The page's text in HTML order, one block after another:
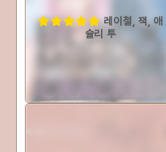
레이철, 잭, 애
슐리 투